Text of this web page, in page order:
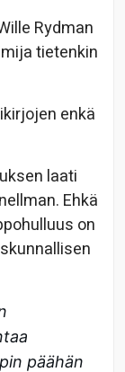
Rydman
tietenkin
enkä
laati
Ehkä
on
päähän